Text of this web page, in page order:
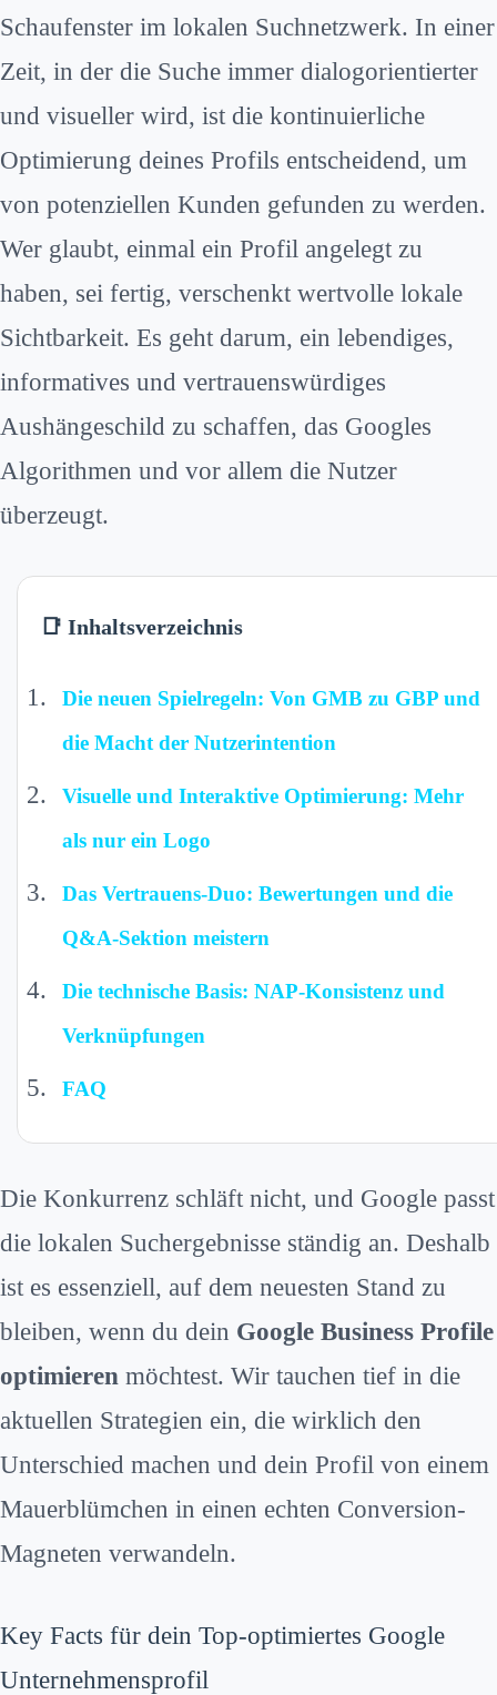
Schaufenster im lokalen Suchnetzwerk. In einer
Zeit, in der die Suche immer dialogorientierter
und visueller wird, ist die kontinuierliche
Optimierung deines Profils entscheidend, um
von potenziellen Kunden gefunden zu werden.
Wer glaubt, einmal ein Profil angelegt zu
haben, sei fertig, verschenkt wertvolle lokale
Sichtbarkeit. Es geht darum, ein lebendiges,
informatives und vertrauenswürdiges
Aushängeschild zu schaffen, das Googles
Algorithmen und vor allem die Nutzer
überzeugt.
📑 Inhaltsverzeichnis
Die neuen Spielregeln: Von GMB zu GBP und
die Macht der Nutzerintention
Visuelle und Interaktive Optimierung: Mehr
als nur ein Logo
Das Vertrauens-Duo: Bewertungen und die
Q&A-Sektion meistern
Die technische Basis: NAP-Konsistenz und
Verknüpfungen
FAQ
Die Konkurrenz schläft nicht, und Google passt
die lokalen Suchergebnisse ständig an. Deshalb
ist es essenziell, auf dem neuesten Stand zu
bleiben, wenn du dein Google Business Profile
optimieren möchtest. Wir tauchen tief in die
aktuellen Strategien ein, die wirklich den
Unterschied machen und dein Profil von einem
Mauerblümchen in einen echten Conversion-
Magneten verwandeln.
Key Facts für dein Top-optimiertes Google
Unternehmensprofil